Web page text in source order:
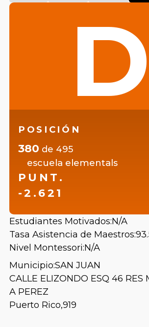
D
POSICIÓN
380 de 495
escuela elementals
PUNT.
-2.621
Estudiantes Motivados:N/A
Tasa Asistencia de Maestros:
Nivel Montessori:N/A
Municipio:SAN JUAN
CALLE ELIZONDO ESQ 46 RES
A PEREZ
Puerto Rico,919